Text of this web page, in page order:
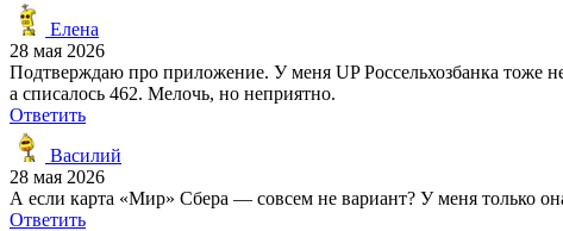
Елена
28 мая 2026
Подтверждаю про приложение. У меня UP Россельхозбанка тоже
а списалось 462. Мелочь, но неприятно.
Ответить
Василий
28 мая 2026
А если карта «Мир» Сбера — совсем не вариант? У меня только
Ответить